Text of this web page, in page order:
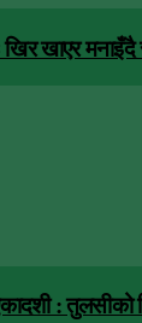
खाएर
: तुलसीको